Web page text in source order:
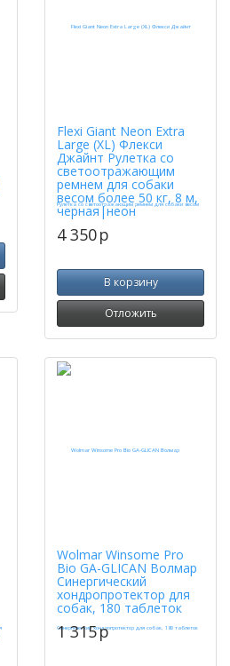
Flexi Giant Neon Extra
Large (XL) Флекси
Джайнт Рулетка со
светоотражающим
ремнем для собаки
весом более 50 кг, 8 м,
черная|неон
4 350p
В корзину
Отложить
Wolmar Winsome Pro
Bio GA-GLICAN Волмар
Синергический
хондропротектор для
собак, 180 таблеток
1 315p